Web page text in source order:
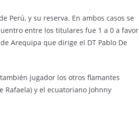
Perú, y su reserva. En ambos casos se
entre los titulares fue 1 a 0 a favor
Arequipa que dirige el DT Pablo De
jugador los otros flamantes
Rafaela) y el ecuatoriano Johnny